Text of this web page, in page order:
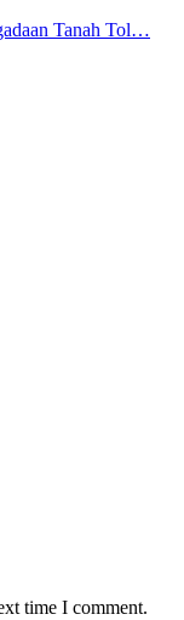
Tanah Tol…
time I comment.